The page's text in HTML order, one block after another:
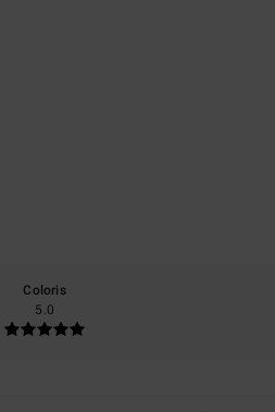
Coloris
5.0